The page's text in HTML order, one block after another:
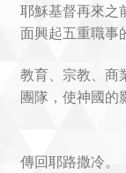
耶穌基督再來之
面興起五重職事
教育、宗教、商
團隊，使神國的
傳回耶路撒冷。